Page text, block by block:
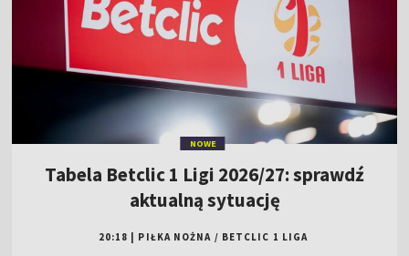
NOWE
Tabela Betclic 1 Ligi 2026/27: sprawdź
aktualną sytuację
20:18 | PIŁKA NOŻNA / BETCLIC 1 LIGA